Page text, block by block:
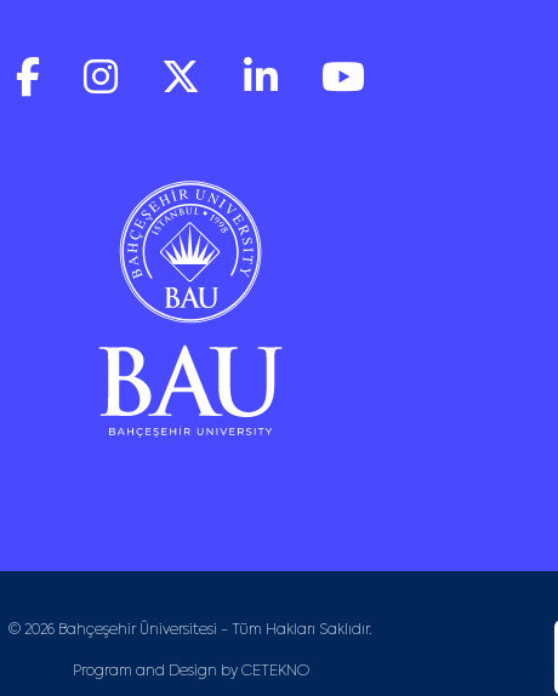
© 2026 Bahçeşehir Üniversitesi - Tüm Hakları Saklıdır.
Program and Design by CETEKNO